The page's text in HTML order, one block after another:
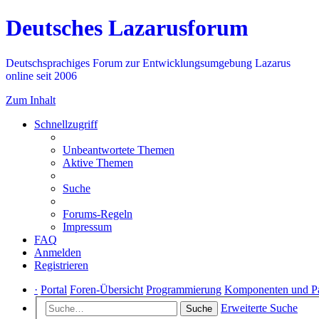
Deutsches Lazarusforum
Deutschsprachiges Forum zur Entwicklungsumgebung Lazarus
online seit 2006
Zum Inhalt
Schnellzugriff
Unbeantwortete Themen
Aktive Themen
Suche
Forums-Regeln
Impressum
FAQ
Anmelden
Registrieren
· Portal Foren-Übersicht Programmierung Komponenten und
Suche
Erweiterte Suche